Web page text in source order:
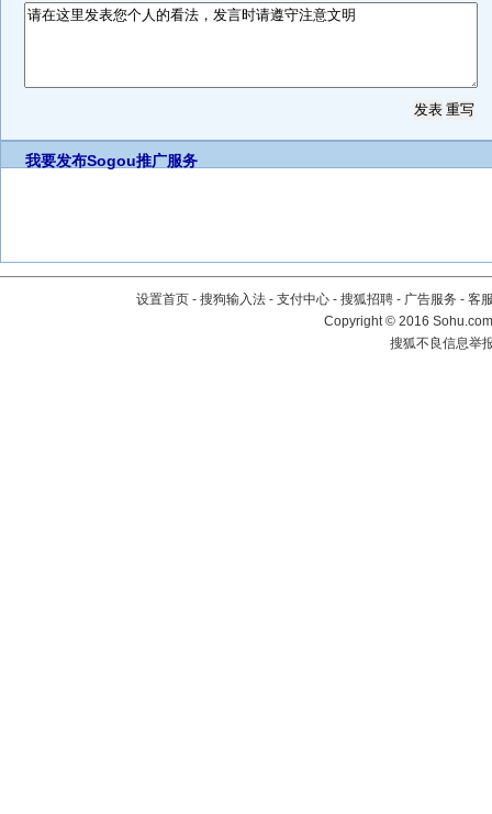
我要发布Sogou推广服务
设置首页 - 搜狗输入法 - 支付中心 - 搜狐招聘 - 广告服务 - 客
Copyright©2016
搜狐不良信息举